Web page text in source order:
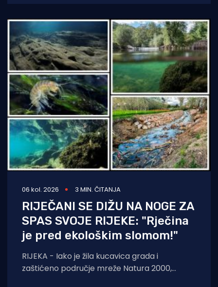
06 kol. 2026 3 MIN. ČITANJA
RIJEČANI SE DIŽU NA NOGE ZA
SPAS SVOJE RIJEKE: "Rječina
je pred ekološkim slomom!"
RIJEKA - Iako je žila kucavica grada i
zaštićeno područje mreže Natura 2000,